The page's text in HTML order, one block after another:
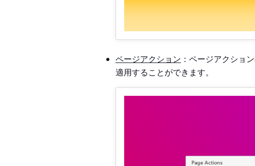
ページアクション ：ページアクショ
適用することができます。